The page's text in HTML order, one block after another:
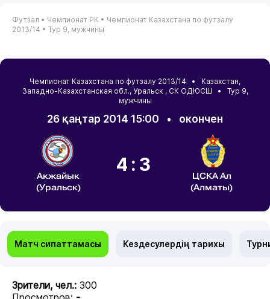
Футзал • Чемпионат РК • Чемпионат Казахстана по футзалу
2013/14 • Тур 9, мужчины
Чемпионат Казахстана по футзалу 2013/14 • Казахстан,
Западно-Казахстанская обл., Уральск , СК ОДЮСШ • Тур 9,
мужчины
26 қаңтар 2014 15:00 • окончен
Акжайык
(Уральск)
4:3
ЦСКА Ал
(Алматы)
Матч сипаттамасы Кездесулердің тарихы
Зрители, чел.: 300